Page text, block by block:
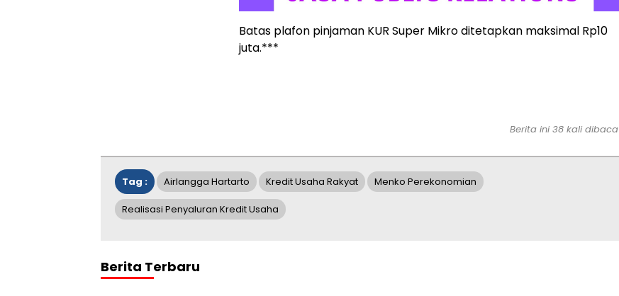
Batas plafon pinjaman KUR Super Mikro ditetapkan maksimal Rp10
juta.***
Berita ini 38 kali dibaca
Tag : Airlangga Hartarto Kredit Usaha Rakyat Menko Perekonomian
Realisasi Penyaluran Kredit Usaha
Berita Terbaru